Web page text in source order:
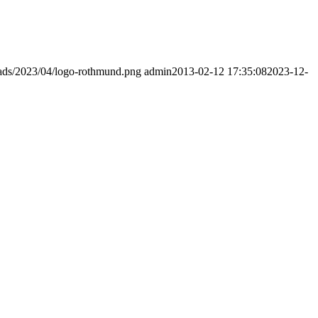
2023/04/logo-rothmund.png admin2013-02-12 17:35:082023-12-